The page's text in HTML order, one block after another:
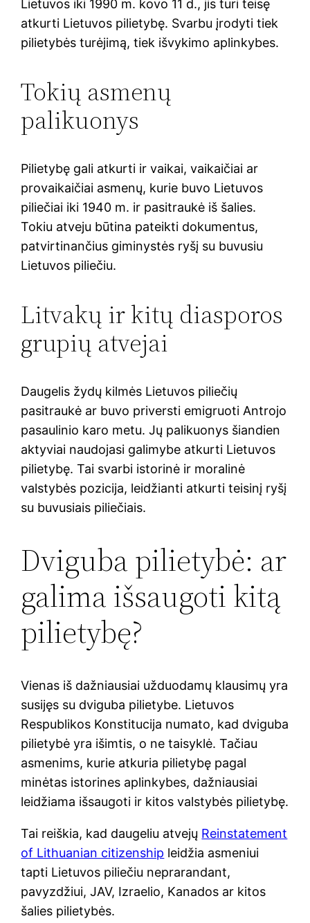
Lietuvos iki 1990 m. kovo 11 d., jis turi teisę
atkurti Lietuvos pilietybę. Svarbu įrodyti tiek
pilietybės turėjimą, tiek išvykimo aplinkybes.
Tokių asmenų
palikuonys
Pilietybę gali atkurti ir vaikai, vaikaičiai ar
provaikaičiai asmenų, kurie buvo Lietuvos
piliečiai iki 1940 m. ir pasitraukė iš šalies.
Tokiu atveju būtina pateikti dokumentus,
patvirtinančius giminystės ryšį su buvusiu
Lietuvos piliečiu.
Litvakų ir kitų diasporos
grupių atvejai
Daugelis žydų kilmės Lietuvos piliečių
pasitraukė ar buvo priversti emigruoti Antrojo
pasaulinio karo metu. Jų palikuonys šiandien
aktyviai naudojasi galimybe atkurti Lietuvos
pilietybę. Tai svarbi istorinė ir moralinė
valstybės pozicija, leidžianti atkurti teisinį ryšį
su buvusiais piliečiais.
Dviguba pilietybė: ar
galima išsaugoti kitą
pilietybę?
Vienas iš dažniausiai užduodamų klausimų yra
susijęs su dviguba pilietybe. Lietuvos
Respublikos Konstitucija numato, kad dviguba
pilietybė yra išimtis, o ne taisyklė. Tačiau
asmenims, kurie atkuria pilietybę pagal
minėtas istorines aplinkybes, dažniausiai
leidžiama išsaugoti ir kitos valstybės pilietybę.
Tai reiškia, kad daugeliu atvejų Reinstatement
of Lithuanian citizenship leidžia asmeniui
tapti Lietuvos piliečiu neprarandant,
pavyzdžiui, JAV, Izraelio, Kanados ar kitos
šalies pilietybės.